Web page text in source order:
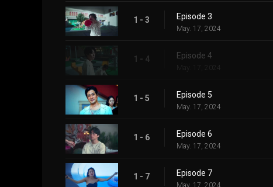
1 - 3 Episode 3
May. 17, 2024
1 - 4 Episode 4
May. 17, 2024
1 - 5 Episode 5
May. 17, 2024
1 - 6 Episode 6
May. 17, 2024
1 - 7 Episode 7